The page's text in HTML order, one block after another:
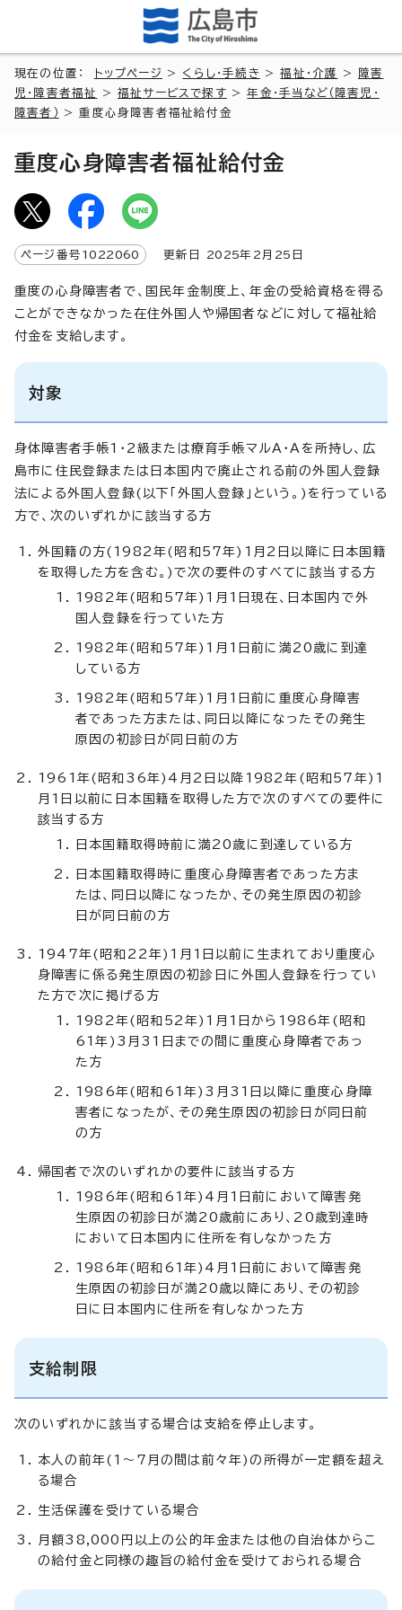
現在の位置： トップページ > くらし・手続き >福祉・介護 >
障害
児・障害者福祉
>福祉サービスで探す >年金・手当など（障害児・
障害者）
> 重度心身障害者福祉給付金
重度心身障害者福祉給付金
ページ番号 1022060 更新日 2025年2月 25 日
重度の心身障害者で、国民年金制度上、年金の受給資格を得る
ことができなかった在住外国人や帰国者などに対して福祉給
付金を支給します。
対象
身体障害者手帳1・2級または療育手帳マルA・Aを所持し、広
島市に住民登録または日本国内で廃止される前の外国人登録
法による外国人登録(以下「外国人登録」という。)を行っている
方で、次のいずれかに該当する方
外国籍の方(1982年(昭和57年)1月2日以降に日本国籍
を取得した方を含む。)で次の要件のすべてに該当する方
1982年(昭和57年)1月1日現在、日本国内で外
国人登録を行っていた方
1982年(昭和57年)1月1日前に満20歳に到達
している方
1982年(昭和57年)1月1日前に重度心身障害
者であった方または、同日以降になったその発生
原因の初診日が同日前の方
1961年(昭和36年)4月2日以降1982年(昭和57年)1
月1日以前に日本国籍を取得した方で次のすべての要件に
該当する方
日本国籍取得時前に満20歳に到達している方
日本国籍取得時に重度心身障害者であった方ま
たは、同日以降になったか、その発生原因の初診
日が同日前の方
1947年(昭和22年)1月1日以前に生まれており重度心
身障害に係る発生原因の初診日に外国人登録を行ってい
た方で次に掲げる方
1982年(昭和52年)1月1日から1986年(昭和
61年)3月31日までの間に重度心身障者であっ
た方
1986年(昭和61年)3月31日以降に重度心身障
害者になったが、その発生原因の初診日が同日前
の方
帰国者で次のいずれかの要件に該当する方
1986年(昭和61年)4月1日前において障害発
生原因の初診日が満20歳前にあり、20歳到達時
において日本国内に住所を有しなかった方
1986年(昭和61年)4月1日前において障害発
生原因の初診日が満20歳以降にあり、その初診
日に日本国内に住所を有しなかった方
支給制限
次のいずれかに該当する場合は支給を停止します。
本人の前年(1～7月の間は前々年)の所得が一定額を超え
る場合
生活保護を受けている場合
月額38,000円以上の公的年金または他の自治体からこ
の給付金と同様の趣旨の給付金を受けておられる場合